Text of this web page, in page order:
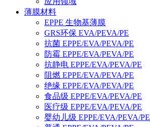
薄膜材料
EPPE 生物基薄膜
GRS环保 EVA/PEVA/PE
抗菌 EPPE/EVA/PEVA/PE
防霉 EPPE/EVA/PEVA/PE
抗静电 EPPE/EVA/PEVA/PE
阻燃 EPPE/EVA/PEVA/PE
绝缘 EPPE/EVA/PEVA/PE
食品级 EPPE/EVA/PEVA/PE
医疗级 EPPE/EVA/PEVA/PE
婴幼儿级 EPPE/EVA/PEVA/PE